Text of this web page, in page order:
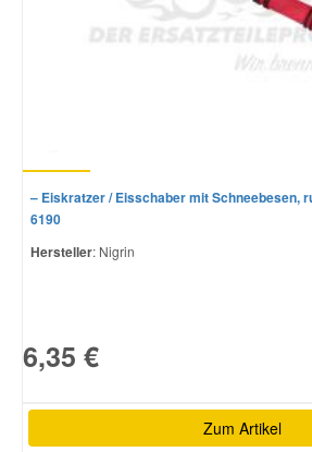
– Eiskratzer / Eisschaber mit Schneebesen,
6190
Hersteller: Nigrin
6,35 €
Zum Artikel